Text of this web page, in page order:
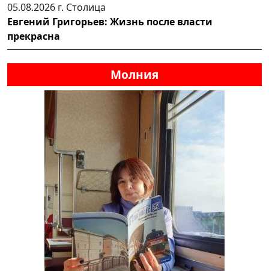
05.08.2026 г. Столица
Евгений Григорьев: Жизнь после власти
прекрасна
Молния